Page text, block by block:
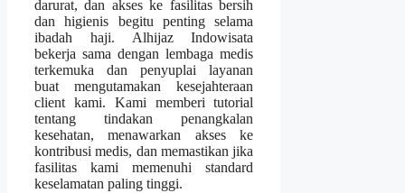
darurat, dan akses ke fasilitas bersih
dan higienis begitu penting selama
ibadah haji. Alhijaz Indowisata
bekerja sama dengan lembaga medis
terkemuka dan penyuplai layanan
buat mengutamakan kesejahteraan
client kami. Kami memberi tutorial
tentang tindakan penangkalan
kesehatan, menawarkan akses ke
kontribusi medis, dan memastikan jika
fasilitas kami memenuhi standard
keselamatan paling tinggi.